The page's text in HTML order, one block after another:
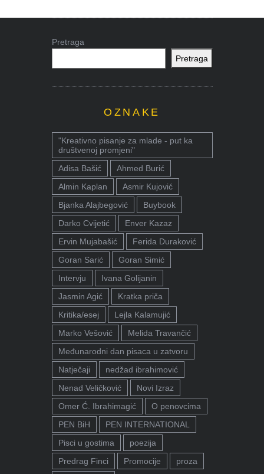
Pretraga
Pretraga
OZNAKE
"Kreativno pisanje za mlade - put ka
društvenoj promjeni"
Adisa Bašić
Ahmed Burić
Almin Kaplan
Asmir Kujović
Bjanka Alajbegović
Buybook
Darko Cvijetić
Enver Kazaz
Ervin Mujabašić
Ferida Duraković
Goran Sarić
Goran Simić
Intervju
Ivana Golijanin
Jasmin Agić
Kratka priča
Kritika/esej
Lejla Kalamujić
Marko Vešović
Melida Travančić
Međunarodni dan pisaca u zatvoru
Natječaji
nedžad ibrahimović
Nenad Veličković
Novi Izraz
Omer Ć. Ibrahimagić
O penovcima
PEN BiH
PEN INTERNATIONAL
Pisci u gostima
poezija
Predrag Finci
Promocije
proza